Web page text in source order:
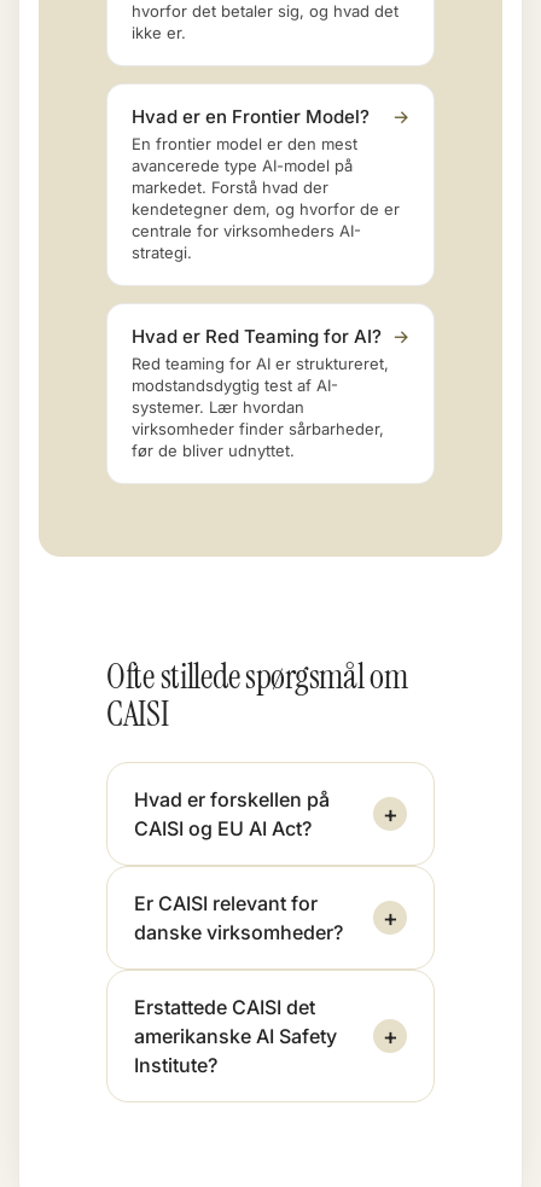
hvorfor det betaler sig, og hvad det
ikke er.
Hvad er en Frontier Model? →
En frontier model er den mest
avancerede type AI-model på
markedet. Forstå hvad der
kendetegner dem, og hvorfor de er
centrale for virksomheders AI-
strategi.
Hvad er Red Teaming for AI? →
Red teaming for AI er struktureret,
modstandsdygtig test af AI-
systemer. Lær hvordan
virksomheder finder sårbarheder,
før de bliver udnyttet.
Ofte stillede spørgsmål om
CAISI
Hvad er forskellen på
CAISI og EU AI Act?
+
Er CAISI relevant for
danske virksomheder?
+
Erstattede CAISI det
amerikanske AI Safety
Institute?
+